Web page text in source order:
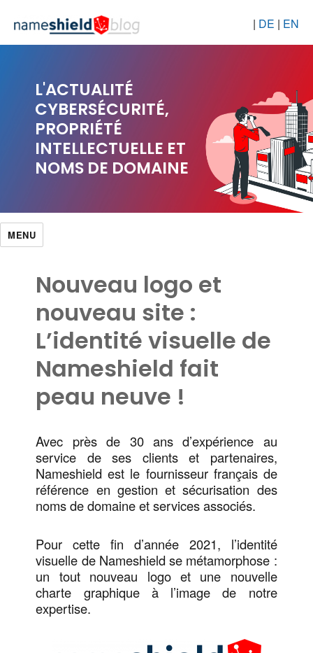
| DE | EN
L'ACTUALITÉ
CYBERSÉCURITÉ,
PROPRIÉTÉ
INTELLECTUELLE ET
NOMS DE DOMAINE
MENU
Nouveau logo et
nouveau site :
L’identité visuelle de
Nameshield fait
peau neuve !
Avec près de 30 ans d’expérience au
service de ses clients et partenaires,
Nameshield est le fournisseur français de
référence en gestion et sécurisation des
noms de domaine et services associés.
Pour cette fin d’année 2021, l’identité
visuelle de Nameshield se métamorphose :
un tout nouveau logo et une nouvelle
charte graphique à l’image de notre
expertise.